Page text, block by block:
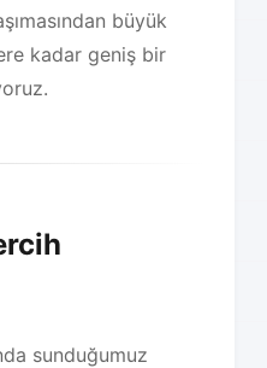
büyük
kadar geniş bir
sunduğumuz